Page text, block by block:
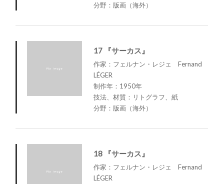
分野：版画（海外）
17 『サーカス』
作家：フェルナン・レジェ Fernand
LÉGER
制作年：1950年
技法、材質：リトグラフ、紙
分野：版画（海外）
18 『サーカス』
作家：フェルナン・レジェ Fernand
LÉGER